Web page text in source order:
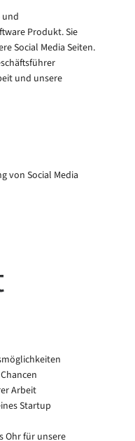
und
Produkt. Sie
Social Media Seiten.
und unsere
von Social Media
Arbeit
Startup
Ohr für unsere